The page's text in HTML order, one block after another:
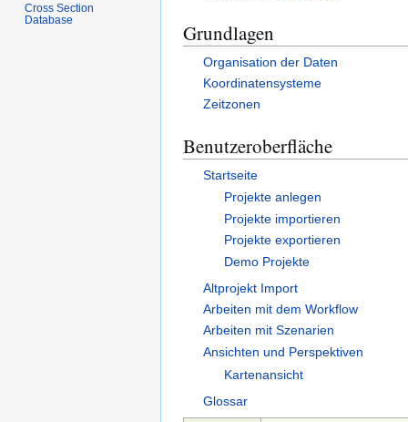
Grundlagen
Organisation der Daten
Koordinatensysteme
Zeitzonen
Benutzeroberfläche
Startseite
Projekte anlegen
Projekte importieren
Projekte exportieren
Demo Projekte
Altprojekt Import
Arbeiten mit dem Workflow
Arbeiten mit Szenarien
Ansichten und Perspektiven
Kartenansicht
Glossar
Cross Section
Database